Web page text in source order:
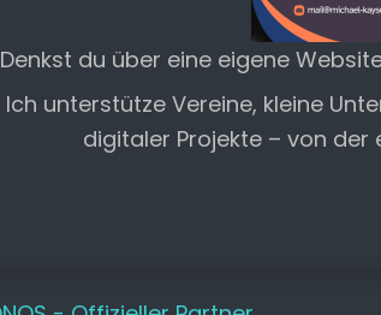
Denkst du über eine eigene
Ich unterstütze Vereine, kleine
digitaler Projekte – von